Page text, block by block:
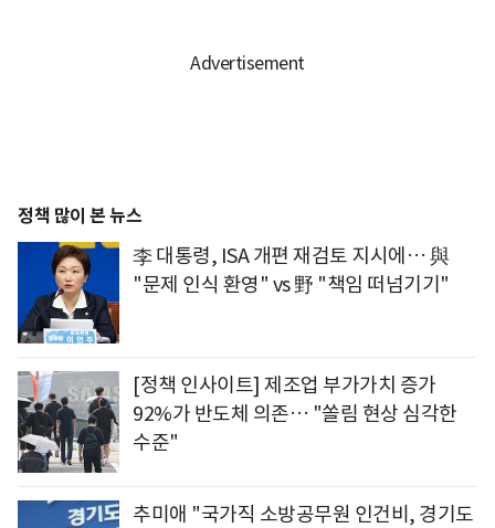
정책 많이 본 뉴스
李 대통령, ISA 개편 재검토 지시에… 與
"문제 인식 환영" vs 野 "책임 떠넘기기"
[정책 인사이트] 제조업 부가가치 증가
92%가 반도체 의존… "쏠림 현상 심각한
수준"
추미애 "국가직 소방공무원 인건비, 경기도